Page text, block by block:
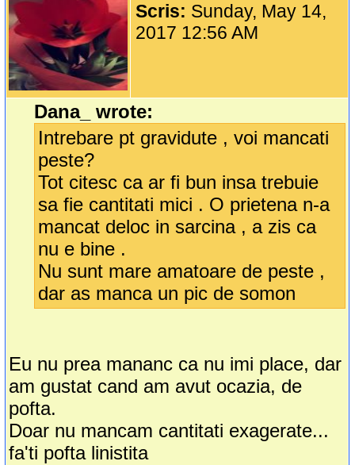
Scris: Sunday, May 14,
2017 12:56 AM
Dana_ wrote:
Intrebare pt gravidute , voi mancati
peste?
Tot citesc ca ar fi bun insa trebuie
sa fie cantitati mici . O prietena n-a
mancat deloc in sarcina , a zis ca
nu e bine .
Nu sunt mare amatoare de peste ,
dar as manca un pic de somon
Eu nu prea mananc ca nu imi place, dar
am gustat cand am avut ocazia, de
pofta.
Doar nu mancam cantitati exagerate...
fa'ti pofta linistita